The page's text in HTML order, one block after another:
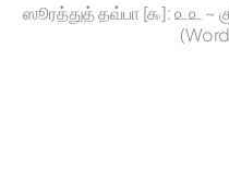
ஸூரத்துத் தவ்பா [௯]: ௨௨ ~